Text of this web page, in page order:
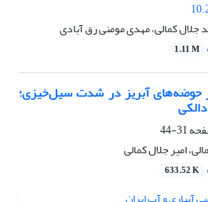
جلال کمالی، مهدی مومنی رق آبادی
1.11 M
آبریز در شدت سیل‌خیزی؛
31-44
امیر جلال کمالی
633.52 K